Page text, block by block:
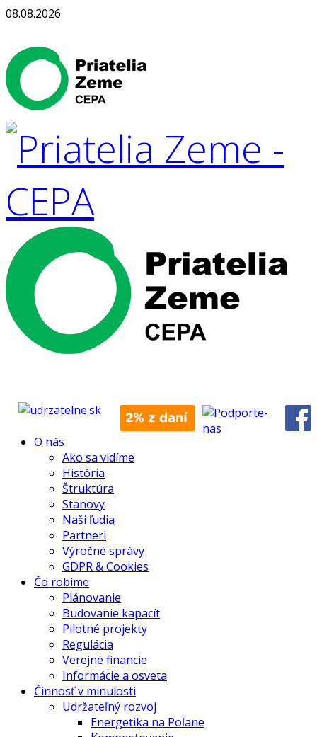
08.08.2026
O nás
Ako sa vidíme
História
Štruktúra
Stanovy
Naši ľudia
Partneri
Výročné správy
GDPR & Cookies
Čo robíme
Plánovanie
Budovanie kapacít
Pilotné projekty
Regulácia
Verejné financie
Informácie a osveta
Činnosť v minulosti
Udržateľný rozvoj
Energetika na Poľane